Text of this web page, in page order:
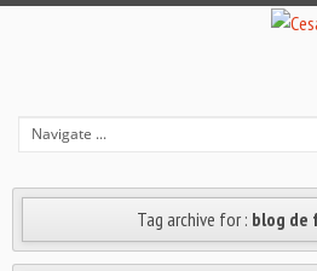
Tag archive for : blog
Cómo el Godox AD400 Pro